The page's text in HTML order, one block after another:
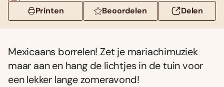
Printen Beoordelen Delen
Mexicaans borrelen! Zet je mariachimuziek
maar aan en hang de lichtjes in de tuin voor
een lekker lange zomeravond!